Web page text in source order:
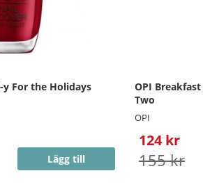
y For the Holidays
Lägg till
OPI
Two
OPI
124 kr
155 kr